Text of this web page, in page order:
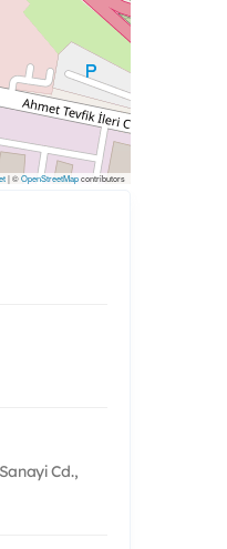
|©OpenStreetMapcontributors
Cd.,